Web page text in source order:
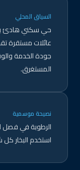
السياق المحلي
حي سكني هادئ
عائلات مستقرة
جودة الخدمة
المستغرق.
نصيحة موسمية
الرطوبة في فصل
استخدم البخار كل